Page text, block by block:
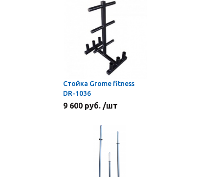
Стойка Grome fitness
DR-1036
9 600 руб. /шт